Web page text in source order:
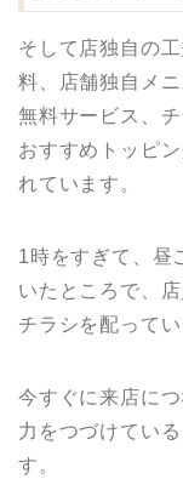
そして店独自の
料、店舗独自メ
無料サービス、
おすすめトッピ
れています。
1時をすぎて、昼
いたところで、
チラシを配ってい
今すぐに来店に
力をつづけてい
す。